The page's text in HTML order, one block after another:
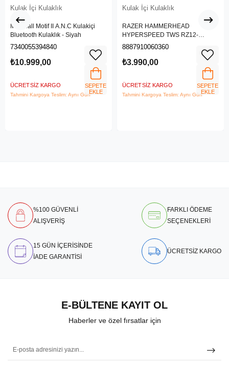
Kulak İçi Kulaklık
Marshall Motif II A.N.C Kulakiçi
Bluetooth Kulaklık - Siyah
7340055394840
₺10.999,00
ÜCRETSIZ KARGO
Tahmini Kargoya Teslim: Aynı Gün
SEPETE
EKLE
Kulak İçi Kulaklık
RAZER HAMMERHEAD
HYPERSPEED TWS RZ12-
03820300-R3G1
8887910060360
₺3.990,00
ÜCRETSIZ KARGO
Tahmini Kargoya Teslim: Aynı Gün
SEPETE
EKLE
%100 GÜVENLİ
ALIŞVERİŞ
FARKLI ÖDEME
SEÇENEKLERİ
15 GÜN İÇERİSİNDE
İADE GARANTİSİ
ÜCRETSİZ KARGO
E-BÜLTENE KAYIT OL
Haberler ve özel fırsatlar için